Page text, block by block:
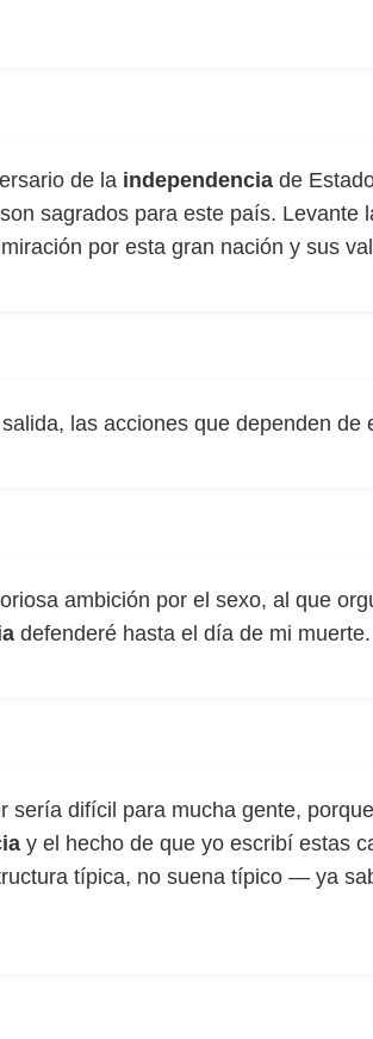
de la independencia de
sagrados para este país. Levante
por esta gran nación y sus
las acciones que dependen de
ambición por el sexo, al que
defenderé hasta el día de mi muerte.
sería difícil para mucha gente,
y el hecho de que yo escribí estas
típica, no suena típico — ya